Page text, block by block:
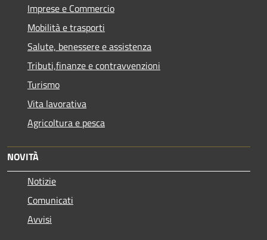
Imprese e Commercio
Mobilità e trasporti
Salute, benessere e assistenza
Tributi,finanze e contravvenzioni
Turismo
Vita lavorativa
Agricoltura e pesca
NOVITÀ
Notizie
Comunicati
Avvisi